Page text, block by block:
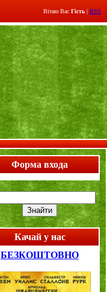
Вітаю Вас Гість | RSS
Форма входа
Качай у нас
БЕЗКОШТОВНО